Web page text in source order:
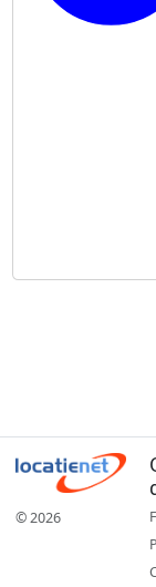
© 2026